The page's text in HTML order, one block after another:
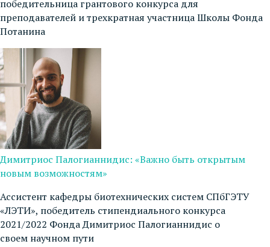
победительница грантового конкурса для
преподавателей и трехкратная участница Школы Фонда
Потанина
Димитриос Палогианнидис: «Важно быть открытым
новым возможностям»
Ассистент кафедры биотехнических систем СПбГЭТУ
«ЛЭТИ», победитель стипендиального конкурса
2021/2022 Фонда Димитриос Палогианнидис о
своем научном пути